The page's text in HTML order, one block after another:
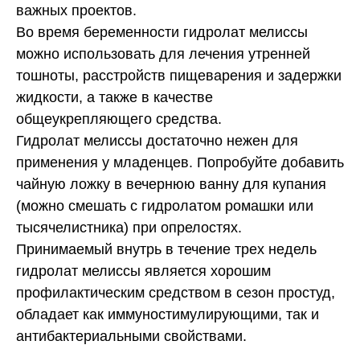
важных проектов.
Во время беременности гидролат мелиссы
можно использовать для лечения утренней
тошноты, расстройств пищеварения и задержки
жидкости, а также в качестве
общеукрепляющего средства.
Гидролат мелиссы достаточно нежен для
применения у младенцев. Попробуйте добавить
чайную ложку в вечернюю ванну для купания
(можно смешать с гидролатом ромашки или
тысячелистника) при опрелостях.
Принимаемый внутрь в течение трех недель
гидролат мелиссы является хорошим
профилактическим средством в сезон простуд,
обладает как иммуностимулирующими, так и
антибактериальными свойствами.